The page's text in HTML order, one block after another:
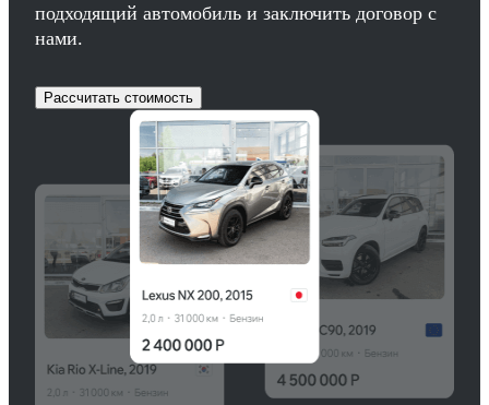
подходящий автомобиль и заключить договор с
нами.
Рассчитать стоимость